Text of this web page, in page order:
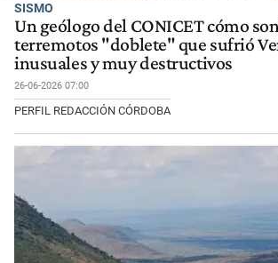
SISMO
Un geólogo del CONICET cómo
terremotos "doblete" que sufrió
inusuales y muy destructivos
26-06-2026 07:00
PERFIL REDACCIÓN CÓRDOBA